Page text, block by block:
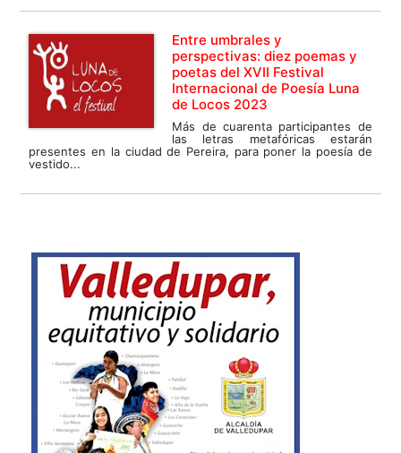
Entre umbrales y
perspectivas: diez poemas y
poetas del XVII Festival
Internacional de Poesía Luna
de Locos 2023
Más de cuarenta participantes de
las letras metafóricas estarán
presentes en la ciudad de Pereira, para poner la poesía de
vestido...